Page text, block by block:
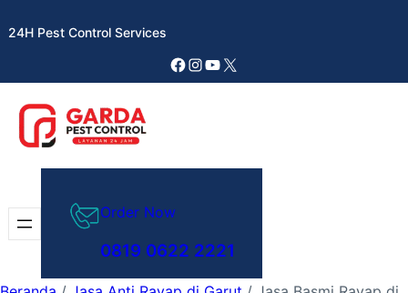
ke24H Pest Control Services
Facebook
Instagram
YouTube
X
Order Now
0819 0622 2221